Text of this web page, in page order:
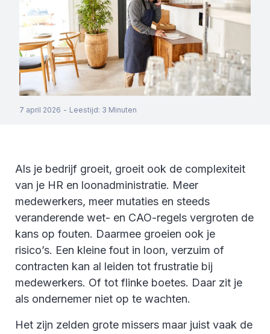
7 april 2026 - Leestijd: 3 Minuten
Als je bedrijf groeit, groeit ook de complexiteit
van je HR en loonadministratie. Meer
medewerkers, meer mutaties en steeds
veranderende wet- en CAO-regels vergroten de
kans op fouten. Daarmee groeien ook je
risico’s. Een kleine fout in loon, verzuim of
contracten kan al leiden tot frustratie bij
medewerkers. Of tot flinke boetes. Daar zit je
als ondernemer niet op te wachten.
Het zijn zelden grote missers maar juist vaak de